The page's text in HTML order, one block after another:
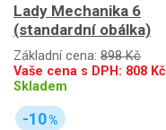
Lady Mechanika 6
(standardní obálka)
Základní cena: 898 Kč
Vaše cena s DPH: 808 Kč
Skladem
-10%